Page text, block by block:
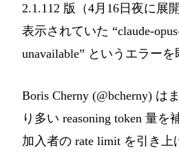
2.1.112 版（4月16日夜に展
表示されていた “claude-
unavailable” というエラーを
Boris Cherny (@bcherny) は
り多い reasoning token 量
加入者の rate limit を引き